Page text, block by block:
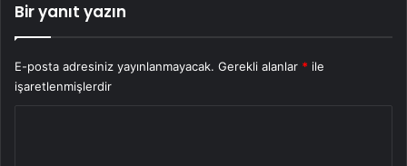
Bir yanıt yazın
E-posta adresiniz yayınlanmayacak. Gerekli alanlar * ile
işaretlenmişlerdir